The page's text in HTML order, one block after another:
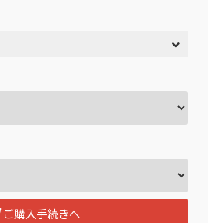
ご購入手続きへ